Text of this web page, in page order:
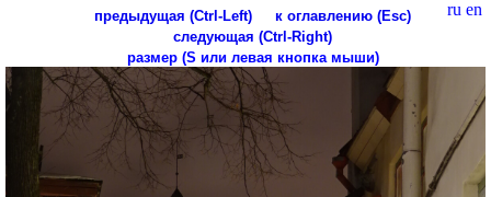
ru en
предыдущая (Ctrl-Left)
к оглавлению (Esc)
следующая (Ctrl-Right)
размер (S или левая кнопка мыши)